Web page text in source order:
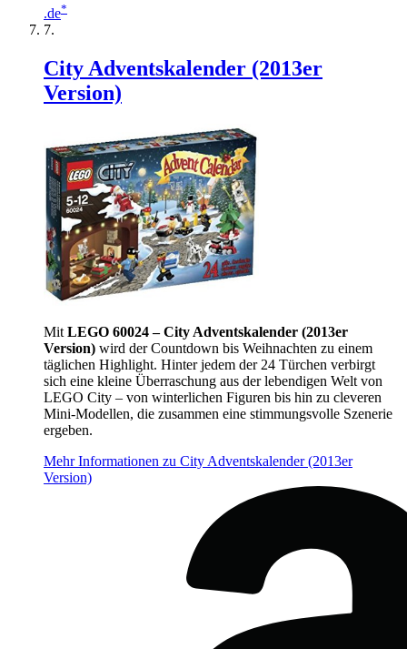
.de*
City Adventskalender (2013er
Version)
Mit LEGO 60024 – City Adventskalender (2013er
Version) wird der Countdown bis Weihnachten zu einem
täglichen Highlight. Hinter jedem der 24 Türchen verbirgt
sich eine kleine Überraschung aus der lebendigen Welt von
LEGO City – von winterlichen Figuren bis hin zu cleveren
Mini-Modellen, die zusammen eine stimmungsvolle Szenerie
ergeben.
Mehr Informationen zu City Adventskalender (2013er
Version)